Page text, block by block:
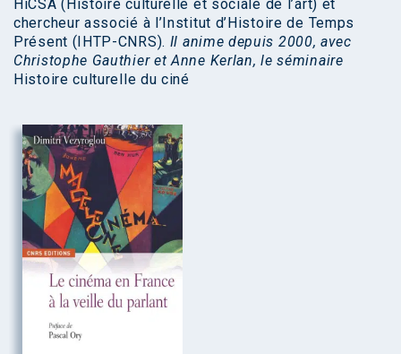
HiCSA (Histoire culturelle et sociale de l’art) et
chercheur associé à l’Institut d’Histoire de Temps
Présent (IHTP-CNRS). Il anime depuis 2000, avec
Christophe Gauthier et Anne Kerlan, le séminaire
Histoire culturelle du ciné